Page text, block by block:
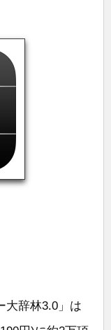
大辞林3.0」は